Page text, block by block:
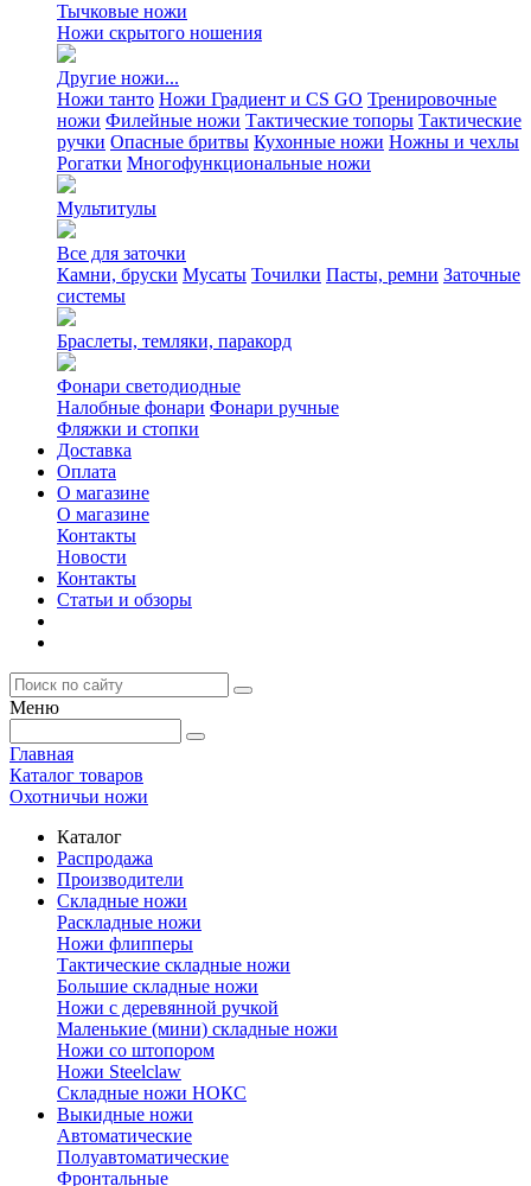
Тычковые ножи
Ножи скрытого ношения
Другие ножи...
Ножи танто Ножи Градиент и CS GO Тренировочные
ножи Филейные ножи Тактические топоры Тактические
ручки Опасные бритвы Кухонные ножи Ножны и чехлы
Рогатки Многофункциональные ножи
Мультитулы
Все для заточки
Камни, бруски Мусаты Точилки Пасты, ремни Заточные
системы
Браслеты, темляки, паракорд
Фонари светодиодные
Налобные фонари Фонари ручные
Фляжки и стопки
Доставка
Оплата
О магазине
О магазине
Контакты
Новости
Контакты
Статьи и обзоры
Меню
Главная
Каталог товаров
Охотничьи ножи
Каталог
Распродажа
Производители
Складные ножи
Раскладные ножи
Ножи флипперы
Тактические складные ножи
Большие складные ножи
Ножи с деревянной ручкой
Маленькие (мини) складные ножи
Ножи со штопором
Ножи Steelclaw
Складные ножи НОКС
Выкидные ножи
Автоматические
Полуавтоматические
Фронтальные